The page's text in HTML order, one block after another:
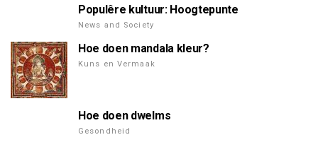
Populêre kultuur: Hoogtepunte
News and Society
Hoe doen mandala kleur?
Kuns en Vermaak
Hoe doen dwelms
Gesondheid